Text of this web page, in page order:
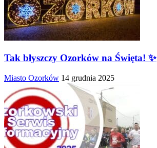
Tak błyszczy Ozorków na Święta! ✨
Miasto Ozorków 14 grudnia 2025